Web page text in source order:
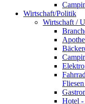
Wirtschaft/Politik
Wirtschaft /
Elektro
Hotel -